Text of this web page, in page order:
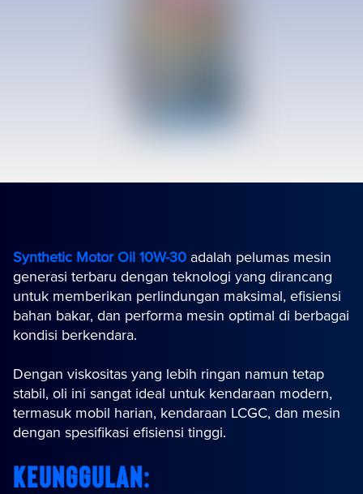
Synthetic Motor Oil 10W-30 adalah pelumas mesin
generasi terbaru dengan teknologi yang dirancang
untuk memberikan perlindungan maksimal, efisiensi
bahan bakar, dan performa mesin optimal di berbagai
kondisi berkendara.
Dengan viskositas yang lebih ringan namun tetap
stabil, oli ini sangat ideal untuk kendaraan modern,
termasuk mobil harian, kendaraan LCGC, dan mesin
dengan spesifikasi efisiensi tinggi.
Keunggulan: